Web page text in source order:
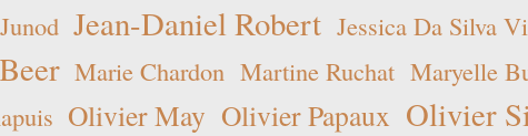
Jean-Daniel Robert Jessica Da Silva
Marie Chardon Martine Ruchat Maryelle
Olivier May Olivier Papaux Olivier